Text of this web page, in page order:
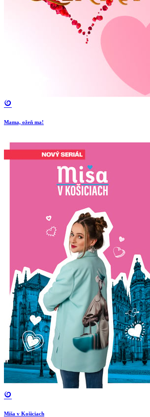
Mama, ožeň ma!
Miša v Košiciach